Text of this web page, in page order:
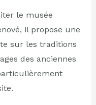
le musée
il propose une
sur les traditions
des anciennes